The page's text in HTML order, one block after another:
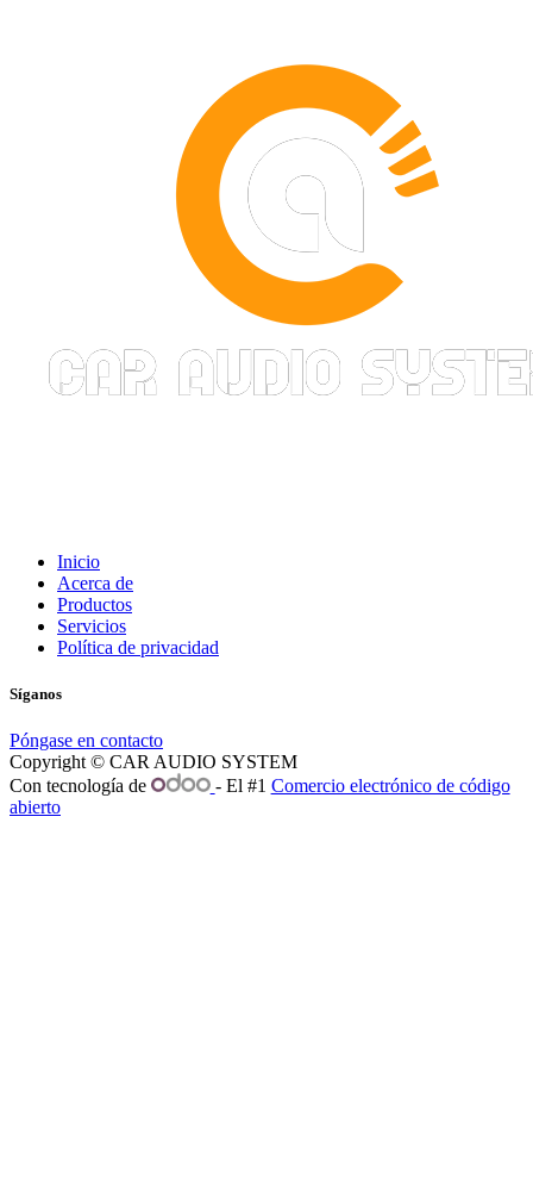
Inicio
Acerca de
Productos
Servicios
Política de privacidad
Síganos
Póngase en contacto
Copyright © CAR AUDIO SYSTEM
Con tecnología de
- El #1 Comercio electrónico de código
abierto